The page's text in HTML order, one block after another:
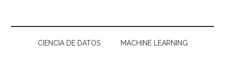
CIENCIA DE DATOS MACHINE LEARNING